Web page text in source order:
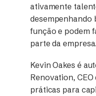
ativamente
desempenhando
função e podem
parte da empresa.
Kevin Oakes é
Renovation,
práticas para